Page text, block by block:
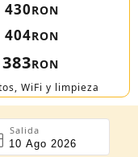
430RON
404RON
383RON
WiFi y limpieza
Salida